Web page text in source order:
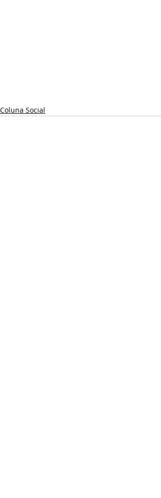
Coluna Social